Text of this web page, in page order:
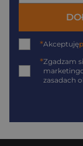
*Akceptuję
*Zgadzam
zasadach